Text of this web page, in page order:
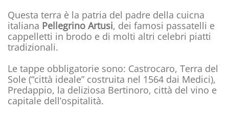
Questa terra è la patria del padre della cuicna
italiana Pellegrino Artusi, dei famosi passatelli e
cappelletti in brodo e di molti altri celebri piatti
tradizionali.
Le tappe obbligatorie sono: Castrocaro, Terra del
Sole (“città ideale” costruita nel 1564 dai Medici),
Predappio, la deliziosa Bertinoro, città del vino e
capitale dell’ospitalità.